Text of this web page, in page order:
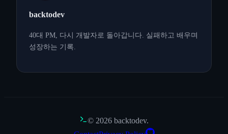
backtodev
40대 PM, 다시 개발자로 돌아갑니다. 실패하고 배우며
성장하는 기록.
© 2026 backtodev.